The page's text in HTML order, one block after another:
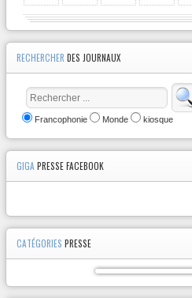
RECHERCHER DES JOURNAUX
Francophonie Monde kiosque
GIGAPRESSE FACEBOOK
CATÉGORIES PRESSE